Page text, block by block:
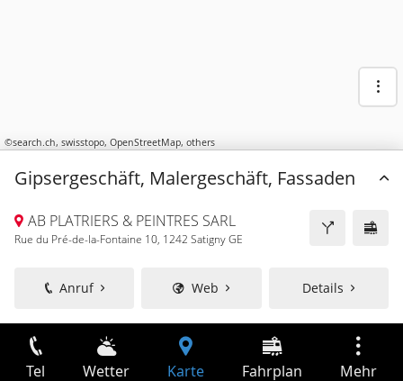
©search.ch, swisstopo, OpenStreetMap, others
Gipsergeschäft, Malergeschäft, Fassaden
AB PLATRIERS & PEINTRES SARL
Rue du Pré-de-la-Fontaine 10, 1242 Satigny GE
Anruf Web Details
Tel Wetter Karte Fahrplan Mehr